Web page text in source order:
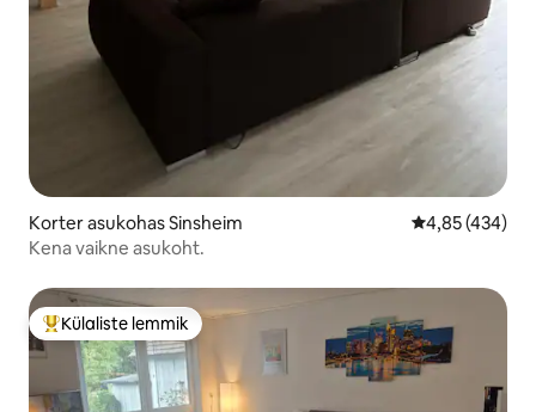
Korter asukohas Sinsheim Keskmine
4,85 (434)
Kena vaikne asukoht.
Külaliste suur lemmik
Külaliste lemmik